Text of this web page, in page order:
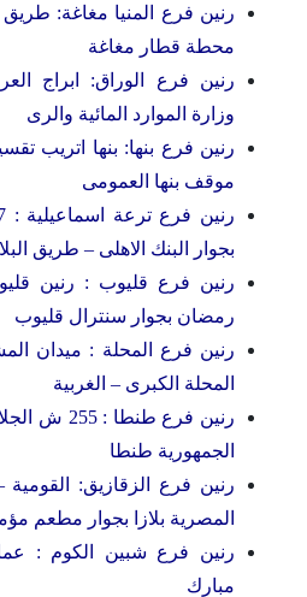
رنين فرع المنيا مغاغة:
محطة قطار مغاغة
رنين فرع الوراق: ابراج
وزارة الموارد المائية والرى
رنين فرع بنها: بنها اتريب
موقف بنها العمومى
بجوار البنك الاهلى – طريق
رمضان بجوار سنترال قليوب
رنين فرع المحلة : ميدان
المحلة الكبرى – الغربية
رنين فرع
الجمهورية طنطا
رنين فرع الزقازيق:
المصرية بلازا بجوار مطعم
رنين فرع شبين الكوم :
مبارك